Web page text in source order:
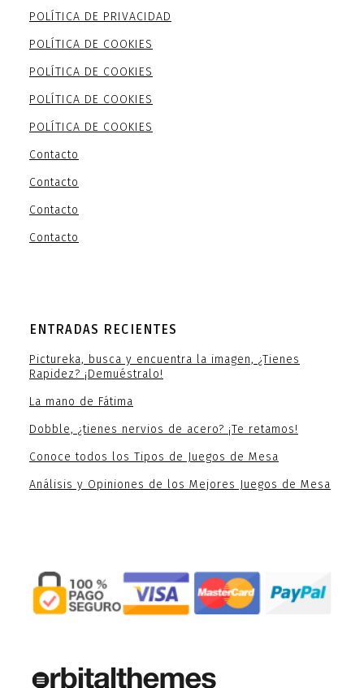
POLÍTICA DE PRIVACIDAD
POLÍTICA DE COOKIES
POLÍTICA DE COOKIES
POLÍTICA DE COOKIES
POLÍTICA DE COOKIES
Contacto
Contacto
Contacto
Contacto
ENTRADAS RECIENTES
Pictureka, busca y encuentra la imagen, ¿Tienes
Rapidez? ¡Demuéstralo!
La mano de Fátima
Dobble, ¿tienes nervios de acero? ¡Te retamos!
Conoce todos los Tipos de Juegos de Mesa
Análisis y Opiniones de los Mejores Juegos de Mesa